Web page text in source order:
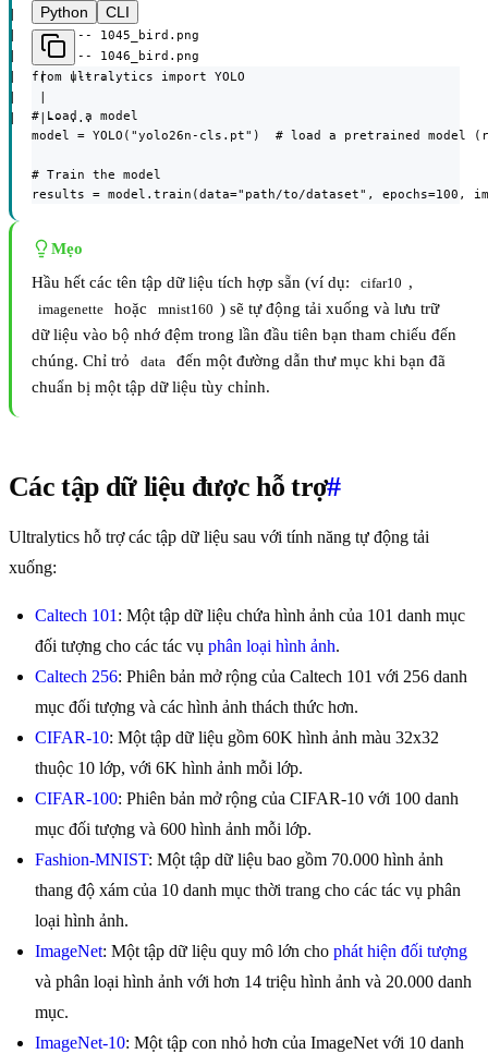
|   |-- bird/
|   |   |-- 1045_bird.png
|   |   |-- 1046_bird.png
|   |   |-- ...
|   |-- ...
Python CLI
from ultralytics import YOLO
# Load a model
model = YOLO("yolo26n-cls.pt")  # load a pretrained model
# Train the model
results = model.train(data="path/to/dataset", epochs=100,
Mẹo
Hầu hết các tên tập dữ liệu tích hợp sẵn (ví dụ:
cifar10 ,
imagenette hoặc mnist160 ) sẽ tự động tải xuống và lưu trữ
dữ liệu vào bộ nhớ đệm trong lần đầu tiên bạn tham chiếu đến
chúng. Chỉ trỏ
data
đến một đường dẫn thư mục khi bạn đã
chuẩn bị một tập dữ liệu tùy chỉnh.
Các tập dữ liệu được hỗ trợ#
Ultralytics hỗ trợ các tập dữ liệu sau với tính năng tự động tải
xuống:
Caltech 101 : Một tập dữ liệu chứa hình ảnh của 101 danh mục
đối tượng cho các tác vụ phân loại hình ảnh.
Caltech 256: Phiên bản mở rộng của Caltech 101 với 256 danh
mục đối tượng và các hình ảnh thách thức hơn.
CIFAR-10: Một tập dữ liệu gồm 60K hình ảnh màu 32x32
thuộc 10 lớp, với 6K hình ảnh mỗi lớp.
CIFAR-100: Phiên bản mở rộng của CIFAR-10 với 100 danh
mục đối tượng và 600 hình ảnh mỗi lớp.
Fashion-MNIST: Một tập dữ liệu bao gồm 70.000 hình ảnh
thang độ xám của 10 danh mục thời trang cho các tác vụ phân
loại hình ảnh.
ImageNet: Một tập dữ liệu quy mô lớn cho phát hiện đối tượng
và phân loại hình ảnh với hơn 14 triệu hình ảnh và 20.000 danh
mục.
ImageNet-10: Một tập con nhỏ hơn của ImageNet với 10 danh